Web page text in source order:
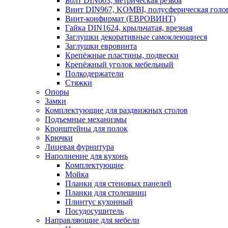
Винт DIN967, KOMBI, полусферическая
Винт-конфирмат (ЕВРОВИНТ)
Гайка DIN1624, крыльчатая, врезная
Заглушки декоративные самоклеющиеся
Заглушки евровинта
Крепёжные пластины, подвески
Крепёжный уголок мебельный
Полкодержатели
Стяжки
Опоры
Замки
Комплектующие для раздвижных столов
Подъемные механизмы
Кронштейны для полок
Крючки
Лицевая фурнитура
Наполнение для кухонь
Комплектующие
Мойка
Планки для стеновых панелей
Планки для столешниц
Плинтус кухонный
Посудосушитель
Направляющие для мебели